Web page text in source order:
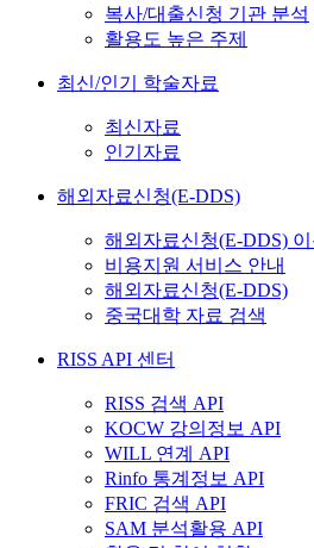
복사/대출신청 기관 분석
활용도 높은 주제
최신/인기 학술자료
최신자료
인기자료
해외자료신청(E-DDS)
해외자료신청(E-DDS)
비용지원 서비스 안내
해외자료신청(E-DDS)
중국대학 자료 검색
RISS API 센터
RISS 검색 API
KOCW 강의정보 API
WILL 연계 API
Rinfo 통계정보 API
FRIC 검색 API
SAM 분석활용 API